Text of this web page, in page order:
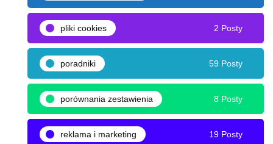
pliki cookies 2 Posty
poradniki 59 Posty
porównania zestawienia 8 Posty
reklama i marketing 19 Posty